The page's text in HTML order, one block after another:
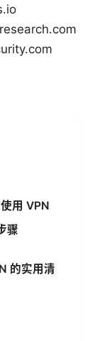
用 VPN
骤
的实用清